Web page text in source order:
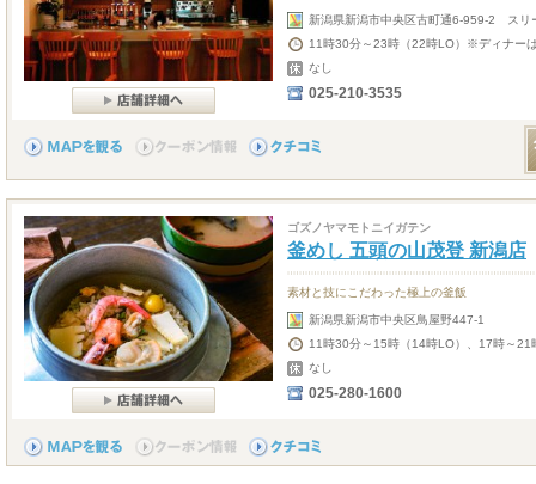
新潟県新潟市中央区古町通6-959-2 スリ
11時30分～23時（22時LO）※ディナー
なし
025-210-3535
ゴズノヤマモトニイガテン
釜めし 五頭の山茂登 新潟店
素材と技にこだわった極上の釜飯
新潟県新潟市中央区鳥屋野447-1
11時30分～15時（14時LO）、17時～21
なし
025-280-1600